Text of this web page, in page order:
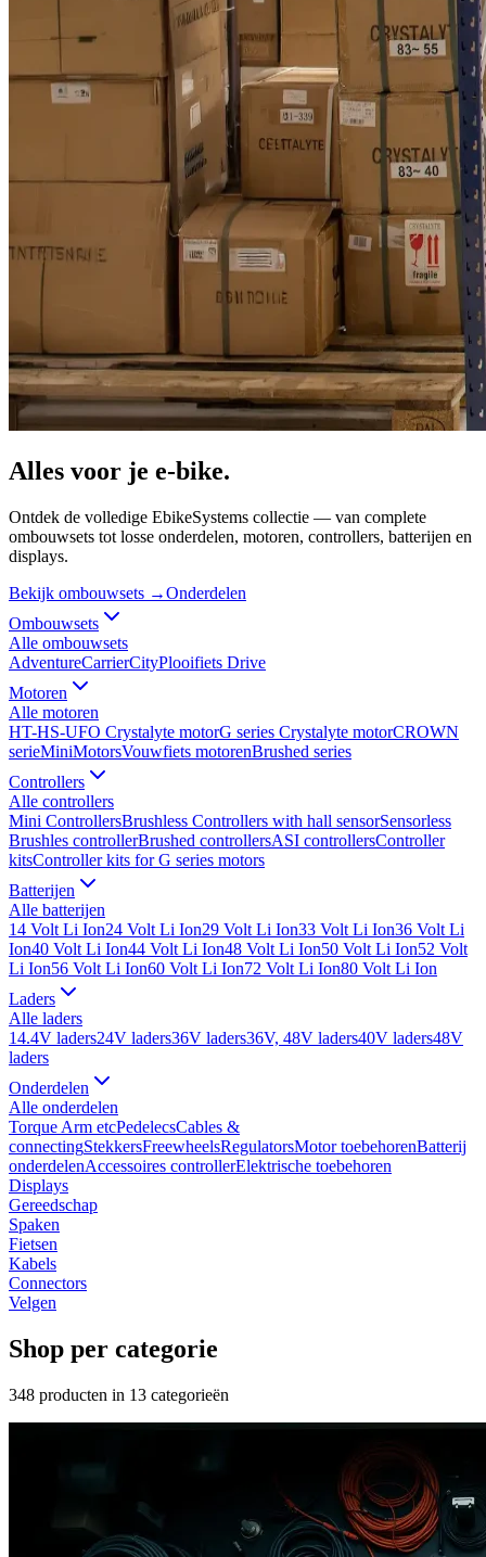
Alles voor je e-bike.
Ontdek de volledige EbikeSystems collectie — van complete
ombouwsets tot losse onderdelen, motoren, controllers, batterijen en
displays.
Bekijk ombouwsets →Onderdelen
Ombouwsets
Alle ombouwsets
AdventureCarrierCityPlooifiets Drive
Motoren
Alle motoren
HT-HS-UFO Crystalyte motorG series Crystalyte motorCROWN
serieMiniMotorsVouwfiets motorenBrushed series
Controllers
Alle controllers
Mini ControllersBrushless Controllers with hall sensorSensorless
Brushles controllerBrushed controllersASI controllersController
kitsController kits for G series motors
Batterijen
Alle batterijen
14 Volt Li Ion24 Volt Li Ion29 Volt Li Ion33 Volt Li Ion36 Volt Li
Ion40 Volt Li Ion44 Volt Li Ion48 Volt Li Ion50 Volt Li Ion52 Volt
Li Ion56 Volt Li Ion60 Volt Li Ion72 Volt Li Ion80 Volt Li Ion
Laders
Alle laders
14.4V laders24V laders36V laders36V, 48V laders40V laders48V
laders
Onderdelen
Alle onderdelen
Torque Arm etcPedelecsCables &
connectingStekkersFreewheelsRegulatorsMotor toebehorenBatterij
onderdelenAccessoires controllerElektrische toebehoren
Displays
Gereedschap
Spaken
Fietsen
Kabels
Connectors
Velgen
Shop per categorie
348 producten in 13 categorieën